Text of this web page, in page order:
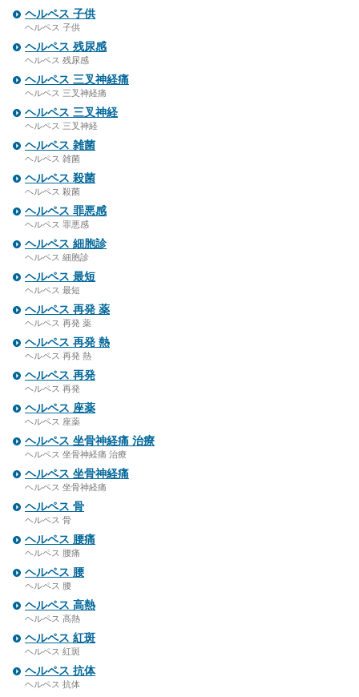
ヘルペス 子供
ヘルペス 子供
ヘルペス 残尿感
ヘルペス 残尿感
ヘルペス 三叉神経痛
ヘルペス 三叉神経痛
ヘルペス 三叉神経
ヘルペス 三叉神経
ヘルペス 雑菌
ヘルペス 雑菌
ヘルペス 殺菌
ヘルペス 殺菌
ヘルペス 罪悪感
ヘルペス 罪悪感
ヘルペス 細胞診
ヘルペス 細胞診
ヘルペス 最短
ヘルペス 最短
ヘルペス 再発 薬
ヘルペス 再発 薬
ヘルペス 再発 熱
ヘルペス 再発 熱
ヘルペス 再発
ヘルペス 再発
ヘルペス 座薬
ヘルペス 座薬
ヘルペス 坐骨神経痛 治療
ヘルペス 坐骨神経痛 治療
ヘルペス 坐骨神経痛
ヘルペス 坐骨神経痛
ヘルペス 骨
ヘルペス 骨
ヘルペス 腰痛
ヘルペス 腰痛
ヘルペス 腰
ヘルペス 腰
ヘルペス 高熱
ヘルペス 高熱
ヘルペス 紅斑
ヘルペス 紅斑
ヘルペス 抗体
ヘルペス 抗体